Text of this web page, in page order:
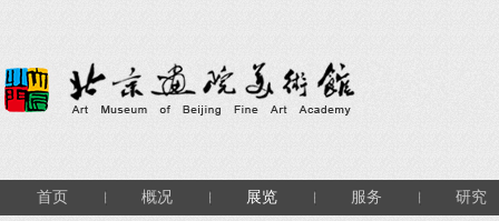
首页 概况 展览 服务 研究